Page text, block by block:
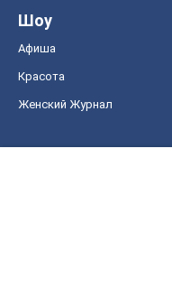
Шоу
Афиша
Красота
Женский Журнал